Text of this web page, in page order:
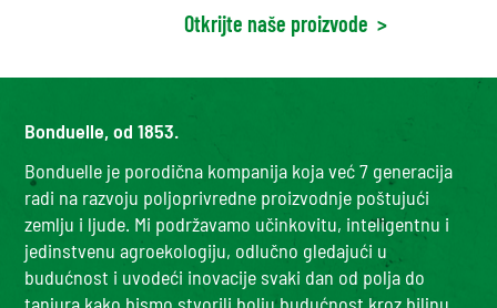
Otkrijte naše proizvode >
Bonduelle, od 1853.
Bonduelle je porodična kompanija koja već 7 generacija
radi na razvoju poljoprivredne proizvodnje poštujući
zemlju i ljude. Mi podržavamo učinkovitu, inteligentnu i
jedinstvenu agroekologiju, odlučno gledajući u
budućnost i uvodeći inovacije svaki dan od polja do